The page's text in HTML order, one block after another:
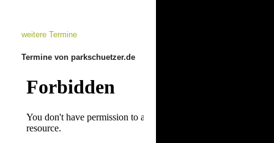
weitere Termine
Termine von parkschuetzer.de